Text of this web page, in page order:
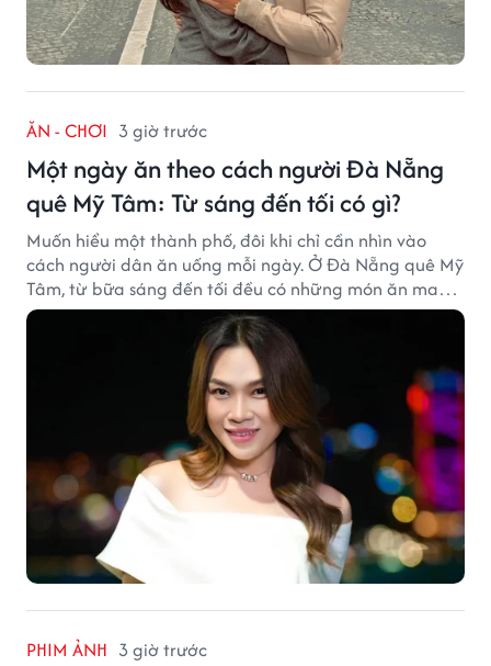
ĂN - CHƠI 3 giờ trước
Một ngày ăn theo cách người Đà Nẵng
quê Mỹ Tâm: Từ sáng đến tối có gì?
Muốn hiểu một thành phố, đôi khi chỉ cần nhìn vào
cách người dân ăn uống mỗi ngày. Ở Đà Nẵng quê Mỹ
Tâm, từ bữa sáng đến tối đều có những món ăn mang
đậm dấu ấn miền Trung.
PHIM ẢNH 3 giờ trước